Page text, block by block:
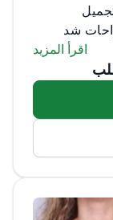
شد
مذهلاً من
تقنية
اقرأ المزيد